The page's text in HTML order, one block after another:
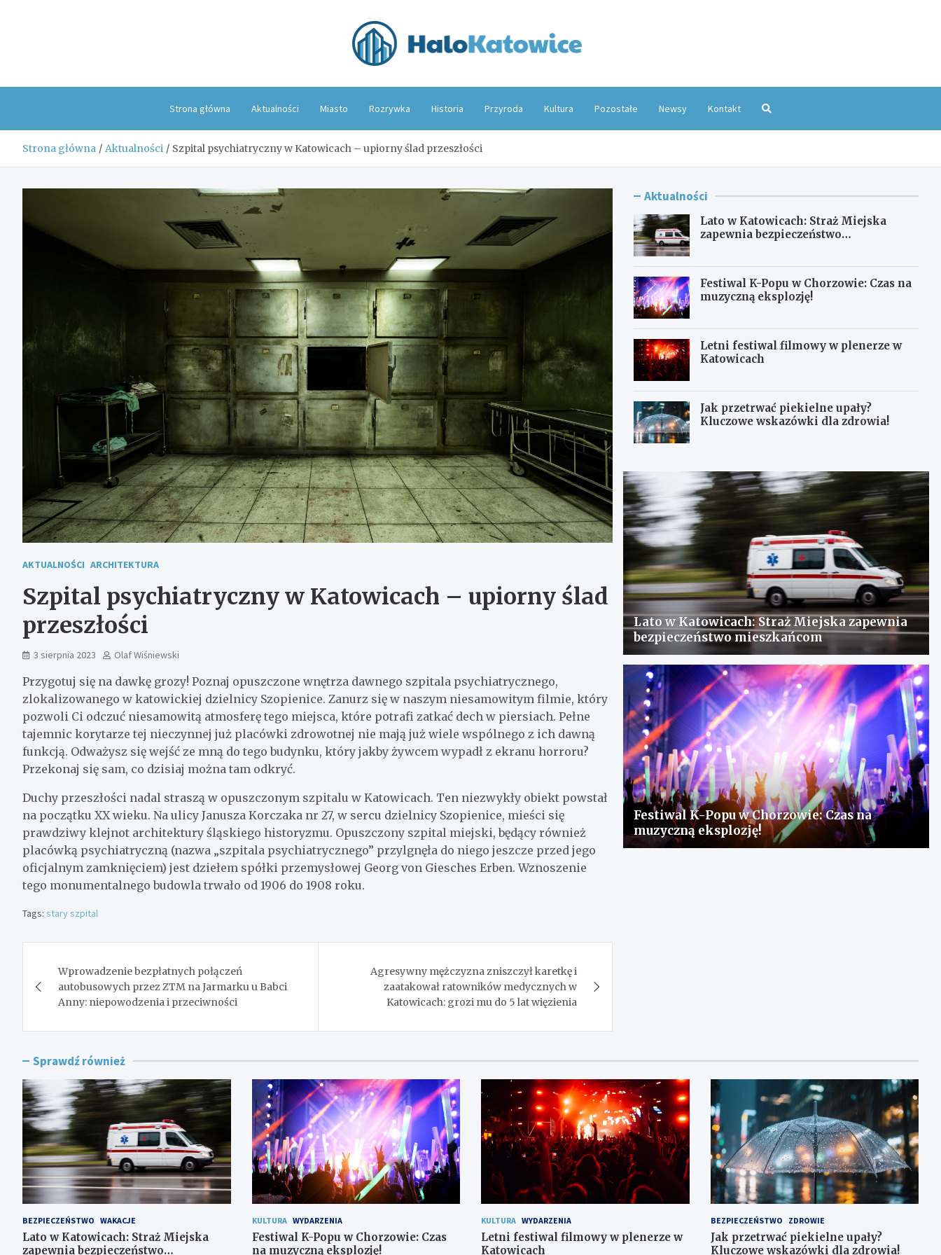
Strona główna Aktualności Miasto Rozrywka Historia Przyroda Kultura Pozostałe Newsy Kontakt
Strona główna Aktualności Szpital psychiatryczny w Katowicach – upiorny ślad przeszłości
AKTUALNOŚCI ARCHITEKTURA
Szpital psychiatryczny w Katowicach – upiorny ślad
przeszłości
3 sierpnia 2023 Olaf Wiśniewski
Przygotuj się na dawkę grozy! Poznaj opuszczone wnętrza dawnego szpitala psychiatrycznego,
zlokalizowanego w katowickiej dzielnicy Szopienice. Zanurz się w naszym niesamowitym filmie, który
pozwoli Ci odczuć niesamowitą atmosferę tego miejsca, które potrafi zatkać dech w piersiach. Pełne
tajemnic korytarze tej nieczynnej już placówki zdrowotnej nie mają już wiele wspólnego z ich dawną
funkcją. Odważysz się wejść ze mną do tego budynku, który jakby żywcem wypadł z ekranu horroru?
Przekonaj się sam, co dzisiaj można tam odkryć.
Duchy przeszłości nadal straszą w opuszczonym szpitalu w Katowicach. Ten niezwykły obiekt powstał
na początku XX wieku. Na ulicy Janusza Korczaka nr 27, w sercu dzielnicy Szopienice, mieści się
prawdziwy klejnot architektury śląskiego historyzmu. Opuszczony szpital miejski, będący również
placówką psychiatryczną (nazwa „szpitala psychiatrycznego” przylgnęła do niego jeszcze przed jego
oficjalnym zamknięciem) jest dziełem spółki przemysłowej Georg von Giesches Erben. Wznoszenie
tego monumentalnego budowla trwało od 1906 do 1908 roku.
Tags: stary szpital
wpisu
Wprowadzenie bezpłatnych połączeń
autobusowych przez ZTM na Jarmarku u Babci
Anny: niepowodzenia i przeciwności
Agresywny mężczyzna zniszczył karetkę i
zaatakował ratowników medycznych w
Katowicach: grozi mu do 5 lat więzienia
Aktualności
Lato w Katowicach: Straż Miejska
zapewnia bezpieczeństwo
Festiwal K-Popu w Chorzowie: Czas na
muzyczną eksplozję!
Letni festiwal filmowy w plenerze w
Katowicach
Jak przetrwać piekielne upały?
Kluczowe wskazówki dla zdrowia!
Lato w Katowicach: Straż Miejska zapewnia
bezpieczeństwo mieszkańcom
Festiwal K-Popu w Chorzowie: Czas na
muzyczną eksplozję!
Sprawdź również
BEZPIECZEŃSTWO WAKACJE
Lato w Katowicach: Straż Miejska
zapewnia bezpieczeństwo
KULTURA WYDARZENIA
Festiwal K-Popu w Chorzowie: Czas
na muzyczną eksplozję!
KULTURA WYDARZENIA
Letni festiwal filmowy w plenerze w
Katowicach
BEZPIECZEŃSTWO ZDROWIE
Jak przetrwać piekielne upały?
Kluczowe wskazówki dla zdrowia!